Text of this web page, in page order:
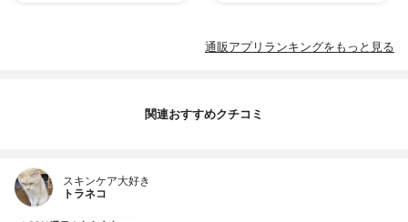
通販アプリランキングをもっと見る
関連おすすめクチコミ
スキンケア大好き
トラネコ